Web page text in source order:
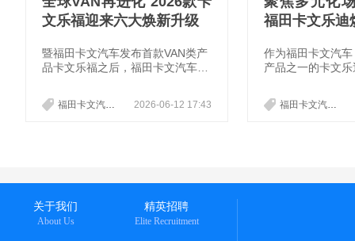
文乐福迎来六大焕新升级
暨福田卡文汽车发布首款VAN类产
品卡文乐福之后，福田卡文汽车在
续推动全球商用车行业绿色转型，
向世界输出中国智慧与中国方案，
2026-06-12 17:43
福田卡文汽车 VAN类产品 卡文乐福
福田卡文乐迪
作为福田卡文汽
产品之一的卡文
物流、自用改装
化场景中的用户
福田卡文汽车
关于我们
About Us
精英招聘
Elite Recruitment